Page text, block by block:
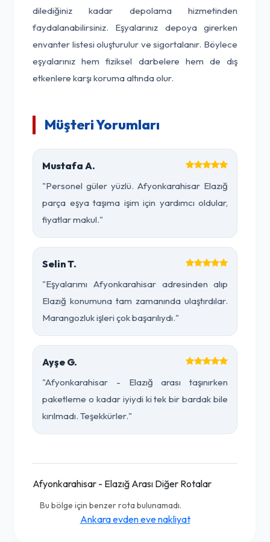
dilediğiniz kadar depolama hizmetinden
faydalanabilirsiniz. Eşyalarınız depoya girerken
envanter listesi oluşturulur ve sigortalanır. Böylece
eşyalarınız hem fiziksel darbelere hem de dış
etkenlere karşı koruma altında olur.
Müşteri Yorumları
Mustafa A.
"Personel güler yüzlü. Afyonkarahisar Elazığ
parça eşya taşıma işim için yardımcı oldular,
fiyatlar makul."
Selin T.
"Eşyalarımı Afyonkarahisar adresinden alıp
Elazığ konumuna tam zamanında ulaştırdılar.
Marangozluk işleri çok başarılıydı."
Ayşe G.
"Afyonkarahisar - Elazığ arası taşınırken
paketleme o kadar iyiydi ki tek bir bardak bile
kırılmadı. Teşekkürler."
Afyonkarahisar - Elazığ Arası Diğer Rotalar
Bu bölge için benzer rota bulunamadı.
Ankara evden eve nakliyat